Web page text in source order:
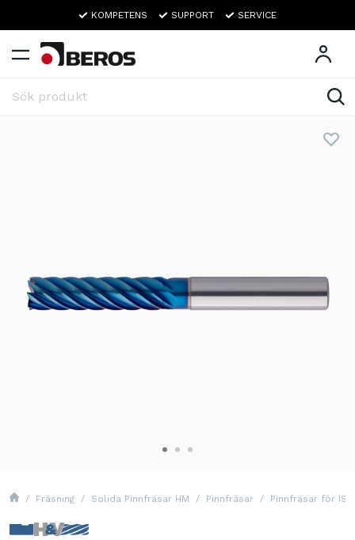
KOMPETENS SUPPORT SERVICE
Fräsning Solida Pinnfräsar HM Pinnfräsar Pinnfräsar för